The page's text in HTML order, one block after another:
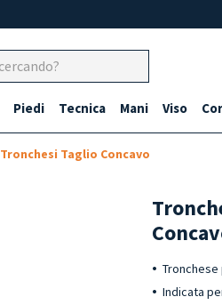
Piedi Tecnica Mani Viso
Tronchesi Taglio Concavo
Indicata